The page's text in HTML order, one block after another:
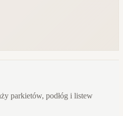
parkietów, podłóg i listew